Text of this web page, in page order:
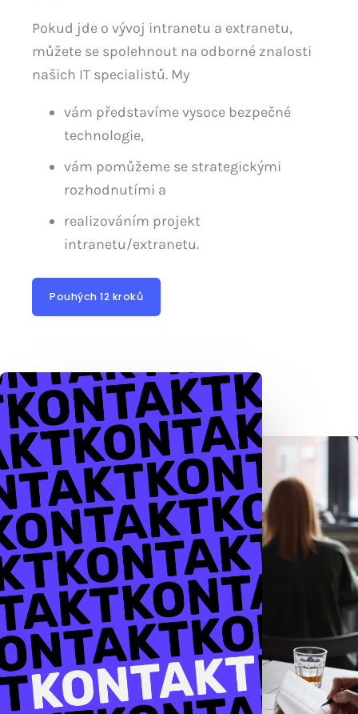
Pokud jde o vývoj intranetu a extranetu,
můžete se spolehnout na odborné znalosti
našich IT specialistů. My
vám představíme vysoce bezpečné
technologie,
vám pomůžeme se strategickými
rozhodnutími a
realizováním projekt
intranetu/extranetu.
Pouhých 12 kroků